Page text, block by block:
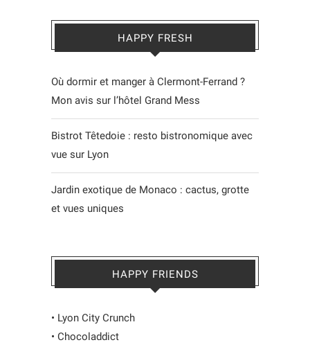
HAPPY FRESH
Où dormir et manger à Clermont-Ferrand ?
Mon avis sur l’hôtel Grand Mess
Bistrot Têtedoie : resto bistronomique avec
vue sur Lyon
Jardin exotique de Monaco : cactus, grotte
et vues uniques
HAPPY FRIENDS
• Lyon City Crunch
• Chocoladdict